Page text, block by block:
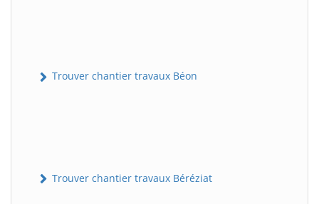
Trouver chantier travaux Béon
Trouver chantier travaux Béréziat